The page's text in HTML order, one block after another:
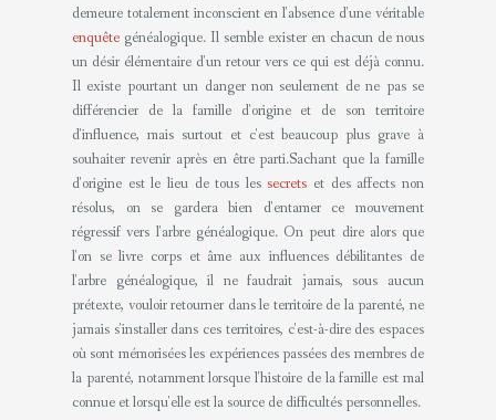
demeure totalement inconscient en l'absence d'une véritable
enquête généalogique. Il semble exister en chacun de nous
un désir élémentaire d'un retour vers ce qui est déjà connu.
Il existe pourtant un danger non seulement de ne pas se
différencier de la famille d'origine et de son territoire
d'influence, mais surtout et c'est beaucoup plus grave à
souhaiter revenir après en être parti.Sachant que la famille
d'origine est le lieu de tous les secrets et des affects non
résolus, on se gardera bien d'entamer ce mouvement
régressif vers l'arbre généalogique. On peut dire alors que
l'on se livre corps et âme aux influences débilitantes de
l'arbre généalogique, il ne faudrait jamais, sous aucun
prétexte, vouloir retourner dans le territoire de la parenté, ne
jamais s'installer dans ces territoires, c'est-à-dire des espaces
où sont mémorisées les expériences passées des membres de
la parenté, notamment lorsque l'histoire de la famille est mal
connue et lorsqu'elle est la source de difficultés personnelles.